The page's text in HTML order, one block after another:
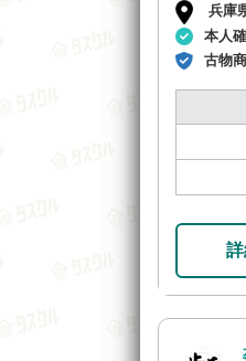
兵庫
本人
古物